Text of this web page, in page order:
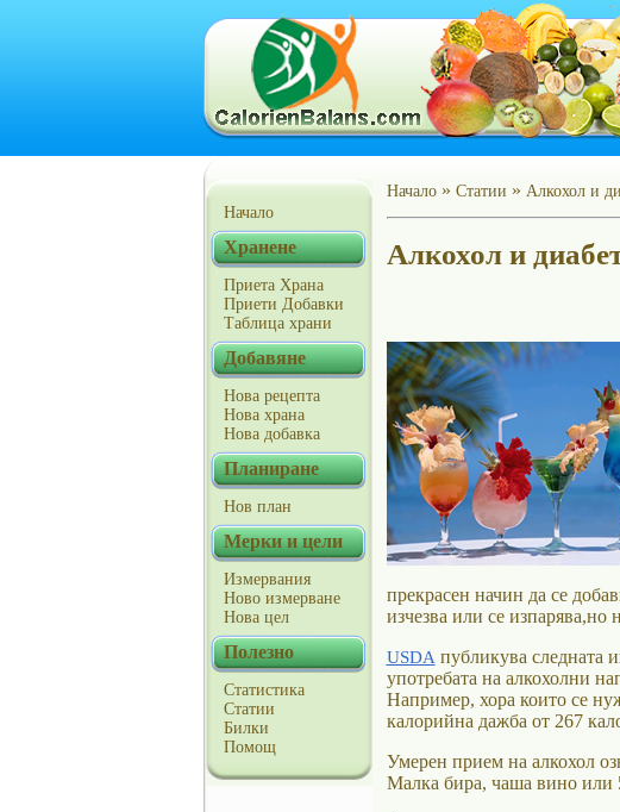
Начало
Хранене
Приета Храна
Приети Добавки
Таблица храни
Добавяне
Нова рецепта
Нова храна
Нова добавка
Планиране
Нов план
Мерки и цели
Измервания
Ново измерване
Нова цел
Полезно
Статистика
Статии
Билки
Помощ
Начало» Статии » Алкохол и
Алкохол и
прекрасен начин да се
изчезва или се изпарява,но
USDA публикува следната
употребата на алкохолни
Например, хора които се
калорийна дажба от 267
Умерен прием на алкохол
Малка бира, чаша вино или